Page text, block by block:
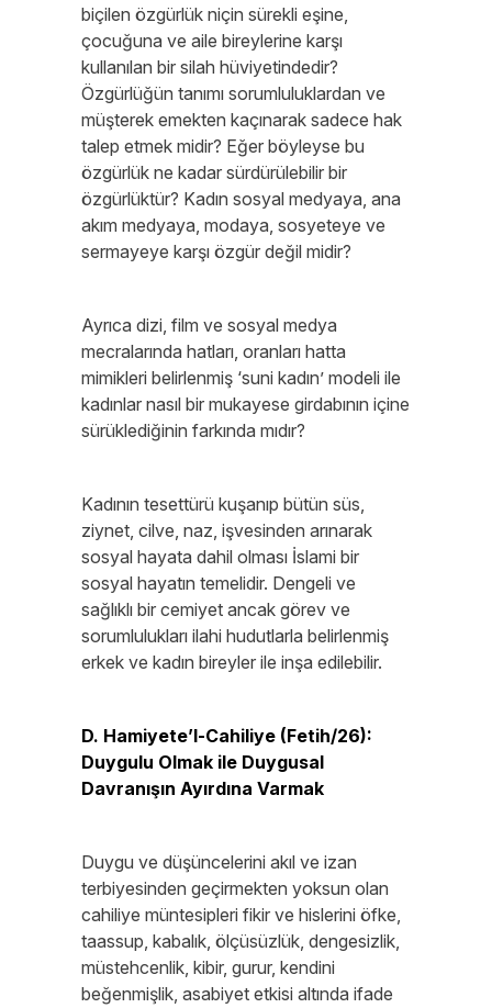
biçilen özgürlük niçin sürekli eşine,
çocuğuna ve aile bireylerine karşı
kullanılan bir silah hüviyetindedir?
Özgürlüğün tanımı sorumluluklardan ve
müşterek emekten kaçınarak sadece hak
talep etmek midir? Eğer böyleyse bu
özgürlük ne kadar sürdürülebilir bir
özgürlüktür? Kadın sosyal medyaya, ana
akım medyaya, modaya, sosyeteye ve
sermayeye karşı özgür değil midir?
Ayrıca dizi, film ve sosyal medya
mecralarında hatları, oranları hatta
mimikleri belirlenmiş ‘suni kadın’ modeli ile
kadınlar nasıl bir mukayese girdabının içine
sürüklediğinin farkında mıdır?
Kadının tesettürü kuşanıp bütün süs,
ziynet, cilve, naz, işvesinden arınarak
sosyal hayata dahil olması İslami bir
sosyal hayatın temelidir. Dengeli ve
sağlıklı bir cemiyet ancak görev ve
sorumlulukları ilahi hudutlarla belirlenmiş
erkek ve kadın bireyler ile inşa edilebilir.
D. Hamiyete’l-Cahiliye (Fetih/26):
Duygulu Olmak ile Duygusal
Davranışın Ayırdına Varmak
Duygu ve düşüncelerini akıl ve izan
terbiyesinden geçirmekten yoksun olan
cahiliye müntesipleri fikir ve hislerini öfke,
taassup, kabalık, ölçüsüzlük, dengesizlik,
müstehcenlik, kibir, gurur, kendini
beğenmişlik, asabiyet etkisi altında ifade